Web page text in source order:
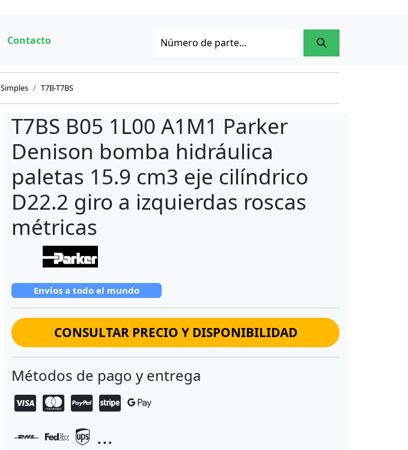
Contacto
Simples T7B-T7BS
T7BS B05 1L00 A1M1 Parker
Denison bomba hidráulica
paletas 15.9 cm3 eje cilíndrico
D22.2 giro a izquierdas roscas
métricas
Envíos a todo el mundo
CONSULTAR PRECIO Y DISPONIBILIDAD
Métodos de pago y entrega
...